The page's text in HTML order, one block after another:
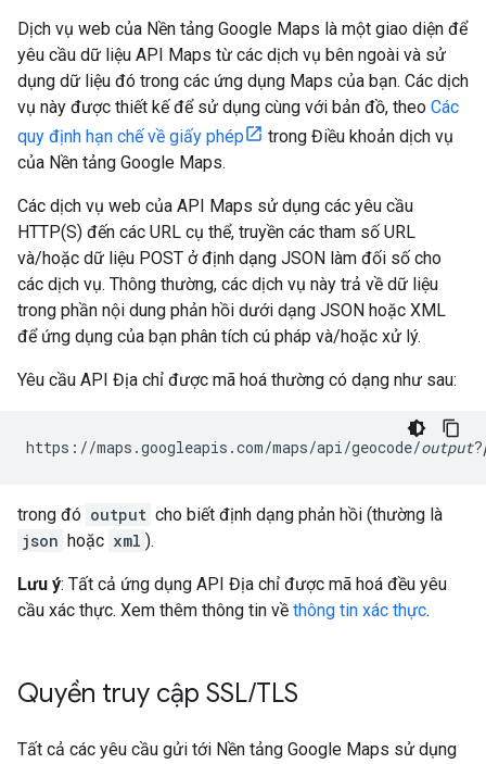
Dịch vụ web của Nền tảng Google Maps là một giao diện để
yêu cầu dữ liệu API Maps từ các dịch vụ bên ngoài và sử
dụng dữ liệu đó trong các ứng dụng Maps của bạn. Các dịch
vụ này được thiết kế để sử dụng cùng với bản đồ, theo Các
quy định hạn chế về giấy phép
trong Điều khoản dịch vụ
của Nền tảng Google Maps.
Các dịch vụ web của API Maps sử dụng các yêu cầu
HTTP(S) đến các URL cụ thể, truyền các tham số URL
và/hoặc dữ liệu POST ở định dạng JSON làm đối số cho
các dịch vụ. Thông thường, các dịch vụ này trả về dữ liệu
trong phần nội dung phản hồi dưới dạng JSON hoặc XML
để ứng dụng của bạn phân tích cú pháp và/hoặc xử lý.
Yêu cầu API Địa chỉ được mã hoá thường có dạng như sau:
https://maps.googleapis.com/maps/api/geocode/output?
trong đó output cho biết định dạng phản hồi (thường là
json hoặc xml ).
Lưu ý: Tất cả ứng dụng API Địa chỉ được mã hoá đều yêu
cầu xác thực. Xem thêm thông tin về thông tin xác thực.
Quyền truy cập SSL/TLS
Tất cả các yêu cầu gửi tới Nền tảng Google Maps sử dụng